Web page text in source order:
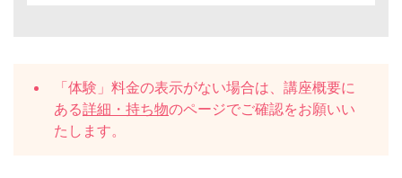
「体験」料金の表示がない場合は、講座概要に
ある詳細・持ち物のページでご確認をお願いい
たします。